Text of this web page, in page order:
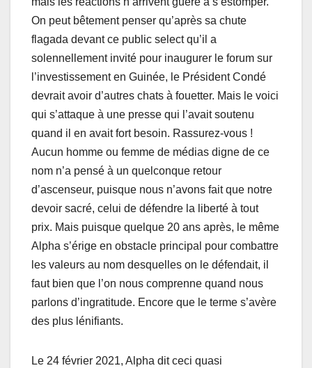
On peut bêtement penser qu’après sa chute
flagada devant ce public select qu’il a
solennellement invité pour inaugurer le forum sur
l’investissement en Guinée, le Président Condé
devrait avoir d’autres chats à fouetter. Mais le voici
qui s’attaque à une presse qui l’avait soutenu
quand il en avait fort besoin. Rassurez-vous !
Aucun homme ou femme de médias digne de ce
nom n’a pensé à un quelconque retour
d’ascenseur, puisque nous n’avons fait que notre
devoir sacré, celui de défendre la liberté à tout
prix. Mais puisque quelque 20 ans après, le même
Alpha s’érige en obstacle principal pour combattre
les valeurs au nom desquelles on le défendait, il
faut bien que l’on nous comprenne quand nous
parlons d’ingratitude. Encore que le terme s’avère
des plus lénifiants.
Le 24 février 2021, Alpha dit ceci quasi